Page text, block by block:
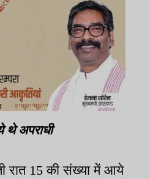
अपराधी
रात 15 की संख्या में आये